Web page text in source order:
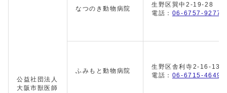
公益社団法人
大阪市獣医師
なつのき動物病院
生野区巽中2-19-28
電話： 06-6757-9277
ふみもと動物病院
生野区舎利寺2-16-13
電話： 06-6715-4649